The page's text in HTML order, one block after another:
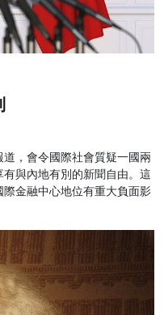
，會令國際社會質疑一國兩
與內地有別的新聞自由。這
金融中心地位有重大負面影